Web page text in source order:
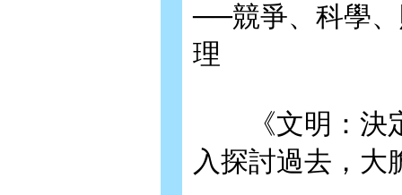
──競爭、科學
理
《文明：決定
入探討過去，大